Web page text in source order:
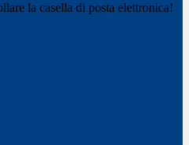
la casella di posta elettronica!